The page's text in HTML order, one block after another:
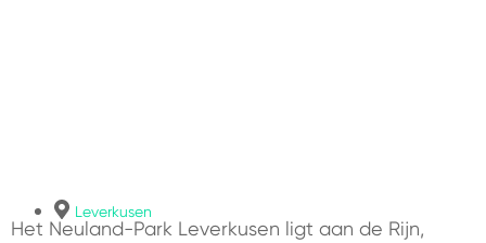
Leverkusen
Het Neuland-Park Leverkusen ligt aan de Rijn,